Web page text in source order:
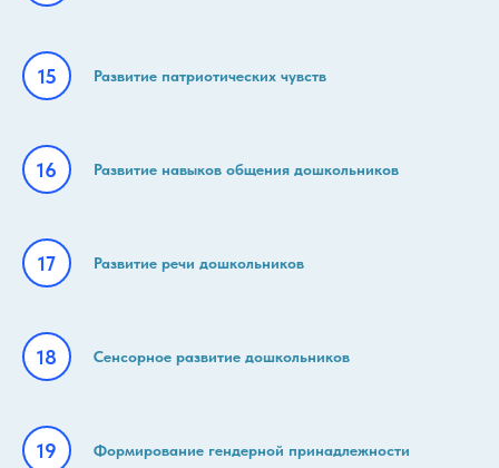
Развитие патриотических чувств
Развитие навыков общения дошкольников
Развитие речи дошкольников
Сенсорное развитие дошкольников
Формирование гендерной принадлежности